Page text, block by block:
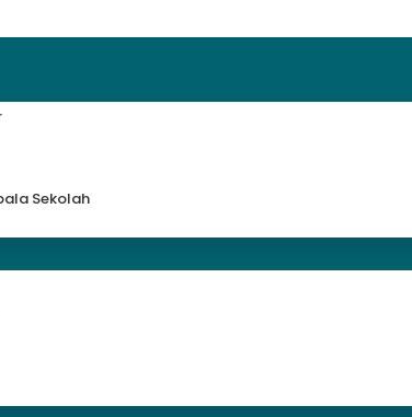
Sekolah